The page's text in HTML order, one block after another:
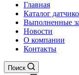
Главная
Каталог
Выполненные
Новости
О компании
Контакты
Поиск